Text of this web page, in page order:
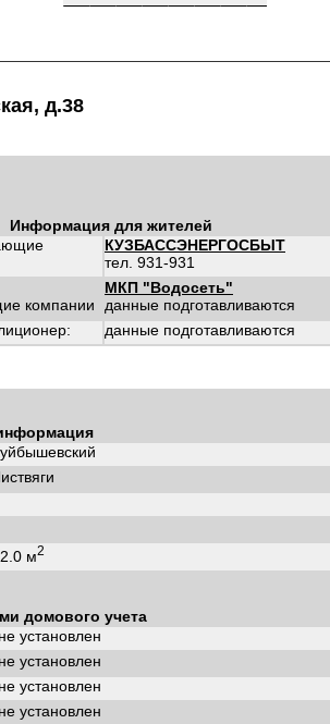
д.38
Информация для жителей
КУЗБАССЭНЕРГОСБЫТ
тел. 931-931
компании
МКП "Водосеть"
данные подготавливаются
данные подготавливаются
м2
домового учета
не установлен
не установлен
не установлен
не установлен